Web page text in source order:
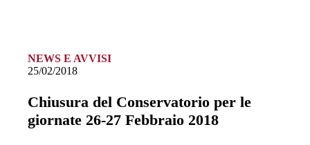
NEWS E AVVISI
25/02/2018
Chiusura del Conservatorio per le
giornate 26-27 Febbraio 2018